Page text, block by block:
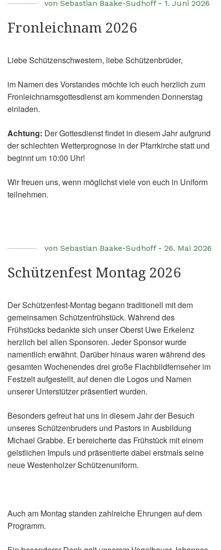
von Sebastian Baake-Sudhoff- 1. Juni 2026
Fronleichnam 2026
Liebe Schützenschwestern, liebe Schützenbrüder,
im Namen des Vorstandes möchte ich euch herzlich zum
Fronleichnamsgottesdienst am kommenden Donnerstag
einladen.
Achtung: Der Gottesdienst findet in diesem Jahr aufgrund
der schlechten Wetterprognose in der Pfarrkirche statt und
beginnt um 10:00 Uhr!
Wir freuen uns, wenn möglichst viele von euch in Uniform
teilnehmen.
von Sebastian Baake-Sudhoff- 26. Mai 2026
Schützenfest Montag 2026
Der Schützenfest-Montag begann traditionell mit dem
gemeinsamen Schützenfrühstück. Während des
Frühstücks bedankte sich unser Oberst Uwe Erkelenz
herzlich bei allen Sponsoren. Jeder Sponsor wurde
namentlich erwähnt. Darüber hinaus waren während des
gesamten Wochenendes drei große Flachbildfernseher im
Festzelt aufgestellt, auf denen die Logos und Namen
unserer Unterstützer präsentiert wurden.
Besonders gefreut hat uns in diesem Jahr der Besuch
unseres Schützenbruders und Pastors in Ausbildung
Michael Grabbe. Er bereicherte das Frühstück mit einem
geistlichen Impuls und präsentierte dabei erstmals seine
neue Westenholzer Schützenuniform.
Auch am Montag standen zahlreiche Ehrungen auf dem
Programm.